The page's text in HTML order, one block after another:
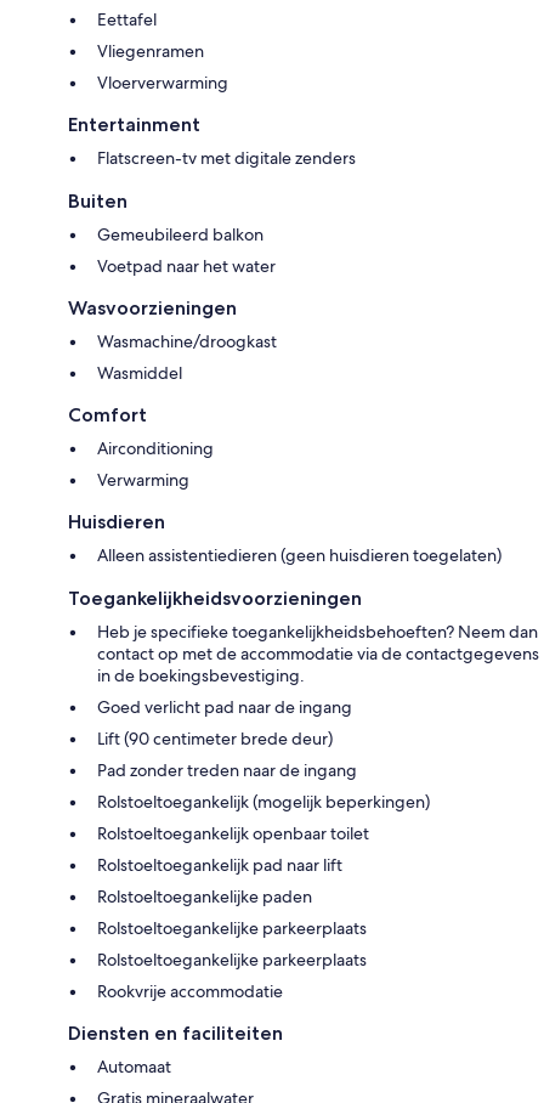
Eettafel
Vliegenramen
Vloerverwarming
Entertainment
Flatscreen-tv met digitale zenders
Buiten
Gemeubileerd balkon
Voetpad naar het water
Wasvoorzieningen
Wasmachine/droogkast
Wasmiddel
Comfort
Airconditioning
Verwarming
Huisdieren
Alleen assistentiedieren (geen huisdieren toegelaten)
Toegankelijkheidsvoorzieningen
Heb je specifieke toegankelijkheidsbehoeften? Neem dan
contact op met de accommodatie via de contactgegevens
in de boekingsbevestiging.
Goed verlicht pad naar de ingang
Lift (90 centimeter brede deur)
Pad zonder treden naar de ingang
Rolstoeltoegankelijk (mogelijk beperkingen)
Rolstoeltoegankelijk openbaar toilet
Rolstoeltoegankelijk pad naar lift
Rolstoeltoegankelijke paden
Rolstoeltoegankelijke parkeerplaats
Rolstoeltoegankelijke parkeerplaats
Rookvrije accommodatie
Diensten en faciliteiten
Automaat
Gratis mineraalwater